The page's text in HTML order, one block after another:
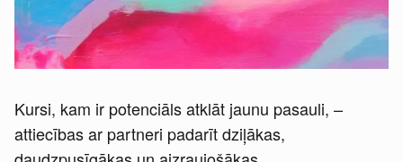
Kursi, kam ir potenciāls atklāt jaunu pasauli, –
attiecības ar partneri padarīt dziļākas,